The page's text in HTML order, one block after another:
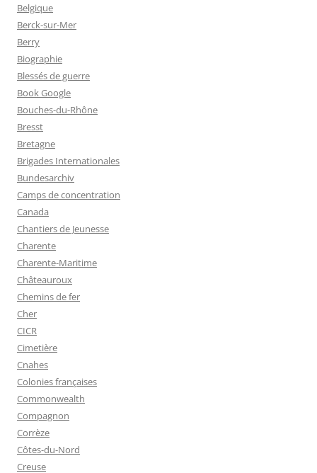
Belgique
Berck-sur-Mer
Berry
Biographie
Blessés de guerre
Book Google
Bouches-du-Rhône
Bresst
Bretagne
Brigades Internationales
Bundesarchiv
Camps de concentration
Canada
Chantiers de Jeunesse
Charente
Charente-Maritime
Châteauroux
Chemins de fer
Cher
CICR
Cimetière
Cnahes
Colonies françaises
Commonwealth
Compagnon
Corrèze
Côtes-du-Nord
Creuse